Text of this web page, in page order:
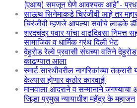
(एआय) समजून घेणे आवश्यक आहे”-
साऊथ सिनेमाकडे चिरंजीवी आहे तर
चिरंजीवी म्हणजे आपल्या सर्वांचे लाडके
शरदचंद्र पवार यांचा वाढदिवसा निमत्त
सामाजिक व धार्मिक ग्रंथ दिली भेट
देहुरोड रेल्वे प्रवासी संघच्या वतिने
काढण्यात आला
स्मार्ट सारथीवरील नागरिकांच्या तक्रारी
केल्यास होणार कठोर कारवाई!
मानवाला आदराने व सन्मानाने जगण्याचा
जिल्हा प्रमुख न्यायाधीश महेंद्र के महाजन